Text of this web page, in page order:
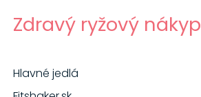
Zdravý ryžový nákyp
Hlavné jedlá